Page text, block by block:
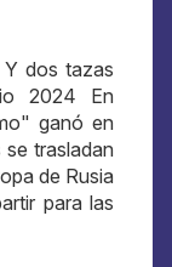
Y dos tazas
2024 En
ganó en
trasladan
de Rusia
para las